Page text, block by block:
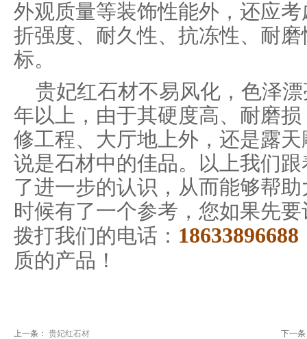
外观质量等装饰性能外，还应
折强度、耐久性、抗冻性、耐
标。
贵妃红石材不易风化，色泽
年以上，由于其硬度高、耐磨
修工程、大厅地上外，还是露
说是石材中的佳品。以上我们
了进一步的认识，从而能够帮
时候有了一个参考，您如果先
拨打我们的电话： 18633896688
质的产品！
上一条： 贵妃红石材 下一